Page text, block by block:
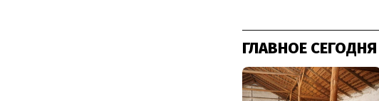
ГЛАВНОЕ СЕГОДНЯ